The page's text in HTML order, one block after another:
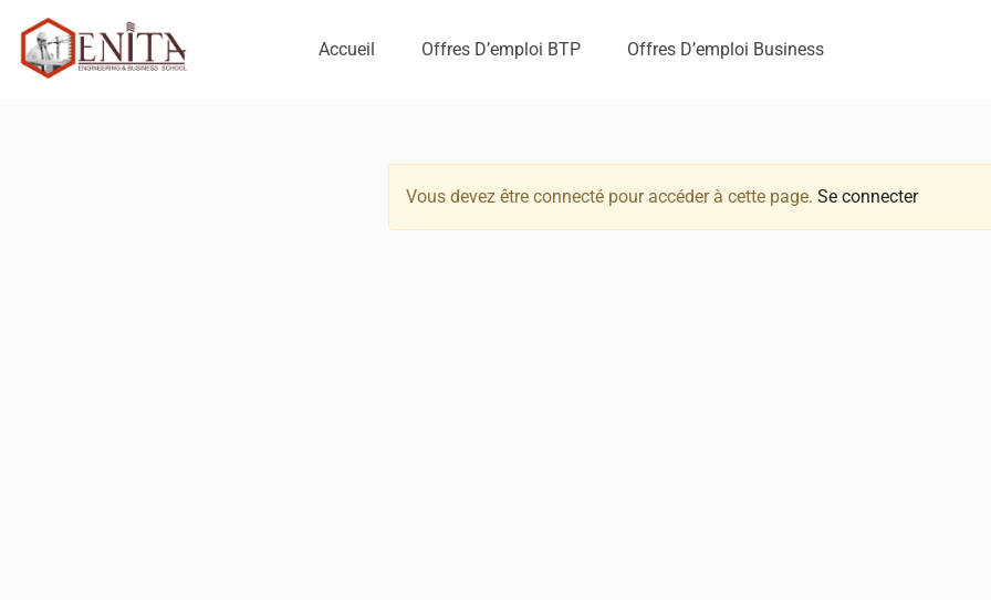
Accueil Offres D’emploi BTP Offres D’emploi Business
Vous devez être connecté pour accéder à cette page. Se connecter